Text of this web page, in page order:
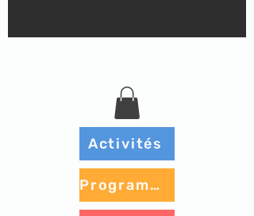
Activités
Programme à venir